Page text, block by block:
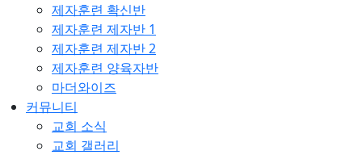
제자훈련 확신반
제자훈련 제자반 1
제자훈련 제자반 2
제자훈련 양육자반
마더와이즈
커뮤니티
교회 소식
교회 갤러리